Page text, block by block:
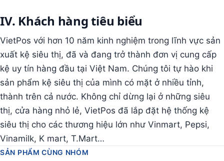
IV. Khách hàng tiêu biểu
VietPos với hơn 10 năm kinh nghiệm trong lĩnh vực sản
xuất kệ siêu thị, đã và đang trở thành đơn vị cung cấp
kệ uy tín hàng đầu tại Việt Nam. Chúng tôi tự hào khi
sản phẩm kệ siêu thị của mình có mặt ở nhiều tỉnh,
thành trên cả nước. Không chỉ dừng lại ở những siêu
thị, cửa hàng nhỏ lẻ, VietPos đã lắp đặt hệ thống kệ
siêu thị cho các thương hiệu lớn như Vinmart, Pepsi,
Vinamilk, K mart, T.Mart…
SẢN PHẨM CÙNG NHÓM